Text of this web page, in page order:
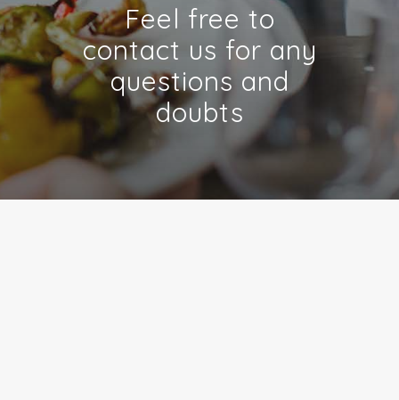
Feel free to
contact us for any
questions and
doubts